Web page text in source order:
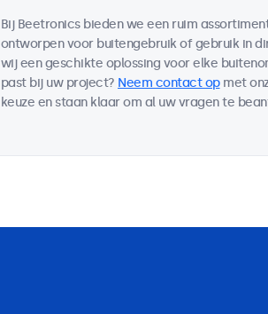
Bij Beetronics bieden we een ruim
ontworpen voor buitengebruik of gebruik in
wij een geschikte oplossing voor elke
past bij uw project? Neem contact opmet
keuze en staan klaar om al uw vragen te